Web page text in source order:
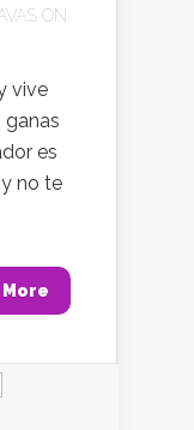
ON
vive
es
no te
More